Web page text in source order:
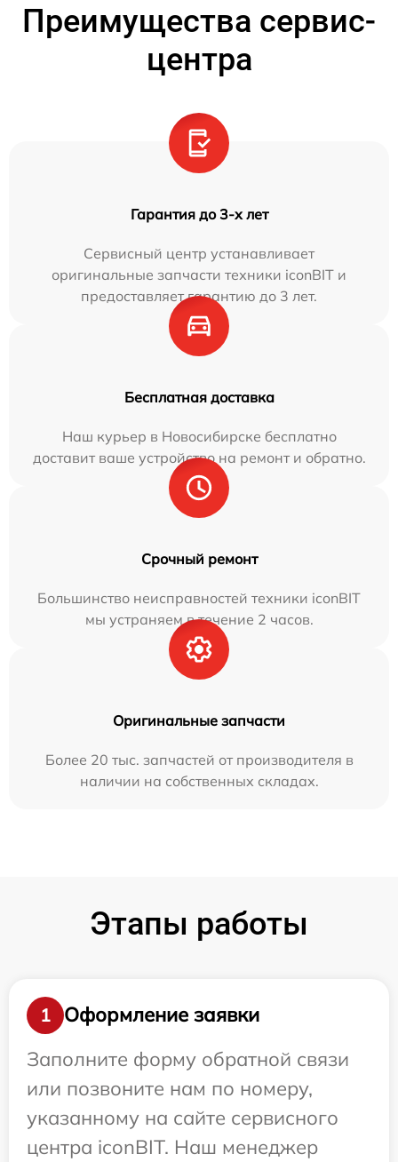
Преимущества сервис-
центра
Гарантия до 3-х лет
Сервисный центр устанавливает
оригинальные запчасти техники iconBIT и
предоставляет гарантию до 3 лет.
Бесплатная доставка
Наш курьер в Новосибирске бесплатно
доставит ваше устройство на ремонт и обратно.
Срочный ремонт
Большинство неисправностей техники iconBIT
мы устраняем в течение 2 часов.
Оригинальные запчасти
Более 20 тыс. запчастей от производителя в
наличии на собственных складах.
Этапы работы
1
Оформление заявки
Заполните форму обратной связи
или позвоните нам по номеру,
указанному на сайте сервисного
центра iconBIT. Наш менеджер